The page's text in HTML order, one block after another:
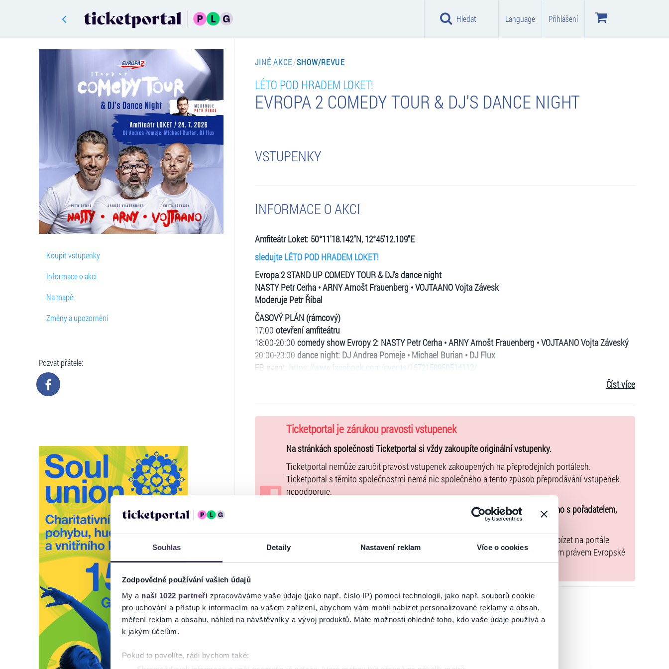
Souhlas Detaily Nastavení reklam Více o cookies
Zodpovědné používání vašich údajů
My a naši 1022 partneři zpracováváme vaše údaje (jako např. číslo IP) pomocí technologií, jako např. souborů cookie
pro uchování a přístup k informacím na vašem zařízení, abychom vám mohli nabízet personalizované reklamy a obsah,
měření reklam a obsahu, náhled na návštěvníky a vývoj produktů. Máte možnosti ohledně toho, kdo vaše údaje používá a
k jakým účelům.
Pokud to povolíte, rádi bychom také:
Hledat Language Přihlášení
Koupit vstupenky
Informace o akci
Na mapě
Změny a upozornění
Pozvat přátele:
JINÉ AKCE/SHOW/REVUE
LÉTO POD HRADEM LOKET!
EVROPA 2 COMEDY TOUR & DJ'S DANCE NIGHT
VSTUPENKY
INFORMACE O AKCI
Amfiteátr Loket: 50°11'18.142"N, 12°45'12.109"E
sledujte LÉTO POD HRADEM LOKET!
Evropa 2 STAND UP COMEDY TOUR & DJ's dance night
NASTY Petr Cerha • ARNY Arnošt Frauenberg • VOJTAANO Vojta Závesk
Moderuje Petr Říbal
ČASOVÝ PLÁN (rámcový)
17:00 otevření amfiteátru
18:00-20:00 comedy show Evropy 2: NASTY Petr Cerha • ARNY Arnošt Frauenberg • VOJTAANO Vojta Záveský
20:00-23:00 dance night: DJ Andrea Pomeje • Michael Burian • DJ Flux
FB event: https://www.facebook.com/events/1572158950514112/
místa Ticketportal.
Další info:
volné sezení a stání / bezbariérový přístup ANO / vozíčkáři a držitelé průkazu ZTP/P zdarma bez vstupenky,
rezervace místa na agenturavlny@seznam.cz / doprovod ZTP/P za plnou cenu
Číst více
Ticketportal je zárukou pravosti vstupenek
Na stránkách společnosti Ticketportal si vždy zakoupíte originální vstupenky.
Ticketportal nemůže zaručit pravost vstupenek zakoupených na přeprodejních portálech.
Ticketportal s těmito společnostmi nemá nic společného a tento způsob přeprodávání vstupenek
nepodporuje.
Smlouvu o účasti na akci uzavíráte přímo s pořadatelem,
Pořadatel se ve smyslu čl. 30 odst. 1 písm. e) nařízení EU 2022/2065 zavázal nabízet na portále
www.ticketportal.cz pouze výrobky nebo služby, jež jsou v souladu s použitelným právem Evropské
unie.
ZMĚNY A UPOZORNĚNÍ